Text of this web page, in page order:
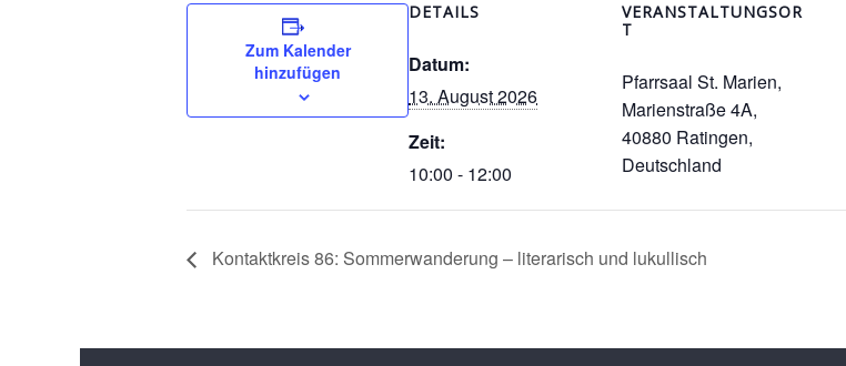
Zum Kalender
hinzufügen
DETAILS
Datum:
13. August 2026
Zeit:
10:00 - 12:00
VERANSTALTUNGSOR
T
Pfarrsaal St. Marien,
Marienstraße 4A,
40880 Ratingen,
Deutschland
Kontaktkreis 86: Sommerwanderung – literarisch und lukullisch